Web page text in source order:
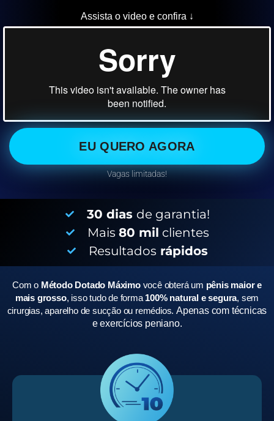
Assista o video e confira ↓
EU QUERO AGORA
Vagas limitadas!
30 dias de garantia!
Mais 80 mil clientes
Resultados rápidos
Com o Método Dotado Máximo você obterá um pênis maior e
mais grosso, isso tudo de forma 100% natural e segura, sem
cirurgias, aparelho de sucção ou remédios.Apenas com técnicas
e exercícios peniano.